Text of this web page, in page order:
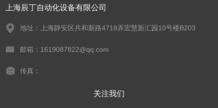
上海辰丁自动化设备有限公司
地址：上海静安区共和新路4718弄宏慧新汇园10号楼B203
邮箱：1619087822@qq.com
传真：
关注我们